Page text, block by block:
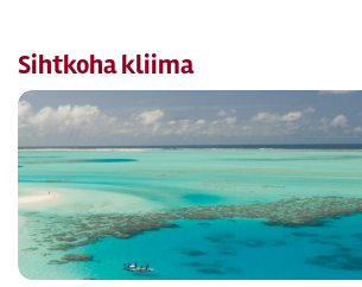
Sihtkoha kliima